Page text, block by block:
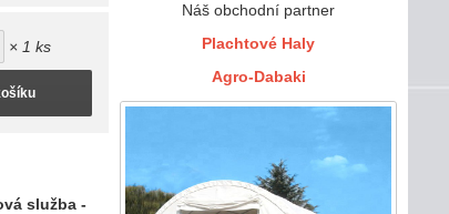
Náš obchodní partner
Plachtové Haly
Agro-Dabaki
× 1 ks
služba -